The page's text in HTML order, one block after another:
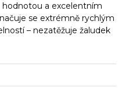
a excelentním
se extrémně rychlým
– nezatěžuje žaludek